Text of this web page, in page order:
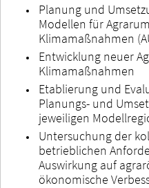
Planung und
Modellen für
Klimamaßnahmen
Entwicklung neuer
Klimamaßnahmen
Etablierung und
Planungs- und
jeweiligen
Untersuchung der
betrieblichen
Auswirkung auf
ökonomische